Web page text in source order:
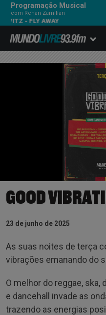
Programação Musical
com Renan Zamilian
AWAY
GOOD
23 de junho de 2025
As suas noites de terça
vibrações emanando do
O melhor do reggae, ska,
e dancehall invade as
trazendo as energias